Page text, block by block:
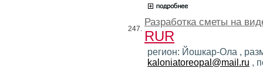
247.
Разработка сметы на
RUR
регион: Йошкар-Ола ,
kaloniatoreopal@mail.ru ,